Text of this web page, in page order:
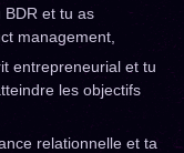
BDR et tu as
management,
entrepreneurial et tu
les objectifs
relationnelle et ta